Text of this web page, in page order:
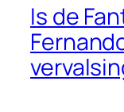
Is de